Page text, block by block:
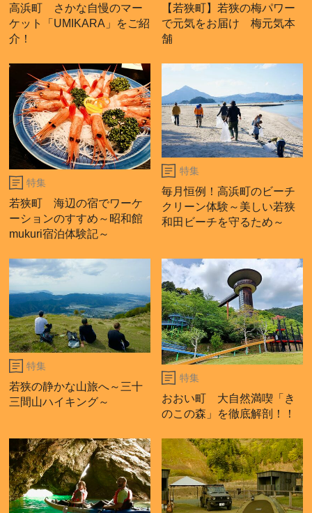
高浜町 さかな自慢のマー
ケット「UMIKARA」をご紹
介！
【若狭町】若狭の梅パワー
で元気をお届け 梅元気本
舗
特集
若狭町 海辺の宿でワーケ
ーションのすすめ～昭和館
mukuri宿泊体験記～
特集
毎月恒例！高浜町のビーチ
クリーン体験～美しい若狭
和田ビーチを守るため～
特集
若狭の静かな山旅へ～三十
三間山ハイキング～
特集
おおい町 大自然満喫「き
のこの森」を徹底解剖！！